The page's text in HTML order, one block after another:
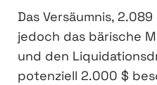
Das Versäumnis,
jedoch das bärische
und den
potenziell 2.000 $